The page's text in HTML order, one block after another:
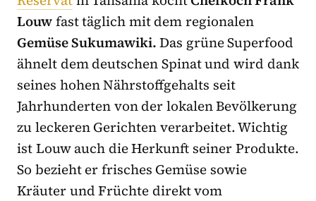
Louwfast täglich mit dem regionalen
Gemüse Sukumawiki.Das grüne Superfood
ähnelt dem deutschen Spinat und wird dank
seines hohen Nährstoffgehalts seit
Jahrhunderten von der lokalen Bevölkerung
zu leckeren Gerichten verarbeitet. Wichtig
ist Louw auch die Herkunft seiner Produkte.
So bezieht er frisches Gemüse sowie
Kräuter und Früchte direkt vom